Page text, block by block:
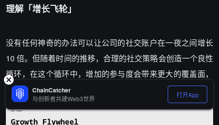
理解「增长飞轮」
没有任何神奇的办法可以让公司的社交账户在一夜之间增长
10 倍。但随着时间的推移，合理的社交策略会创造一个良性
循环，在这个循环中，增加的参与度会带来更大的覆盖面，
从而吸引更多关注者，进而带来更多参与度，循环往复。
ChainCatcher
与创新者共建Web3世界 打开App